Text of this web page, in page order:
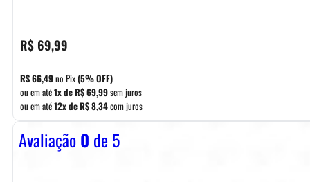
R$ 69,99
R$66,49no Pix(5% OFF)
ou em até1x deR$69,99sem juros
ou em até12x deR$8,34com juros
Avaliação0 de 5